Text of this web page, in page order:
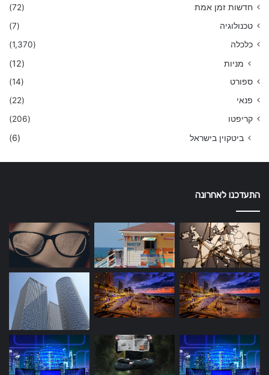
חדשות זמן אמת
(72)
טכנולוגיה
(7)
כלכלה
(1,370)
מניות (12)
ספורט
(14)
פנאי
(22)
קריפטו
(206)
ביטקוין בישראל (6)
התעדכנו לאחרונה